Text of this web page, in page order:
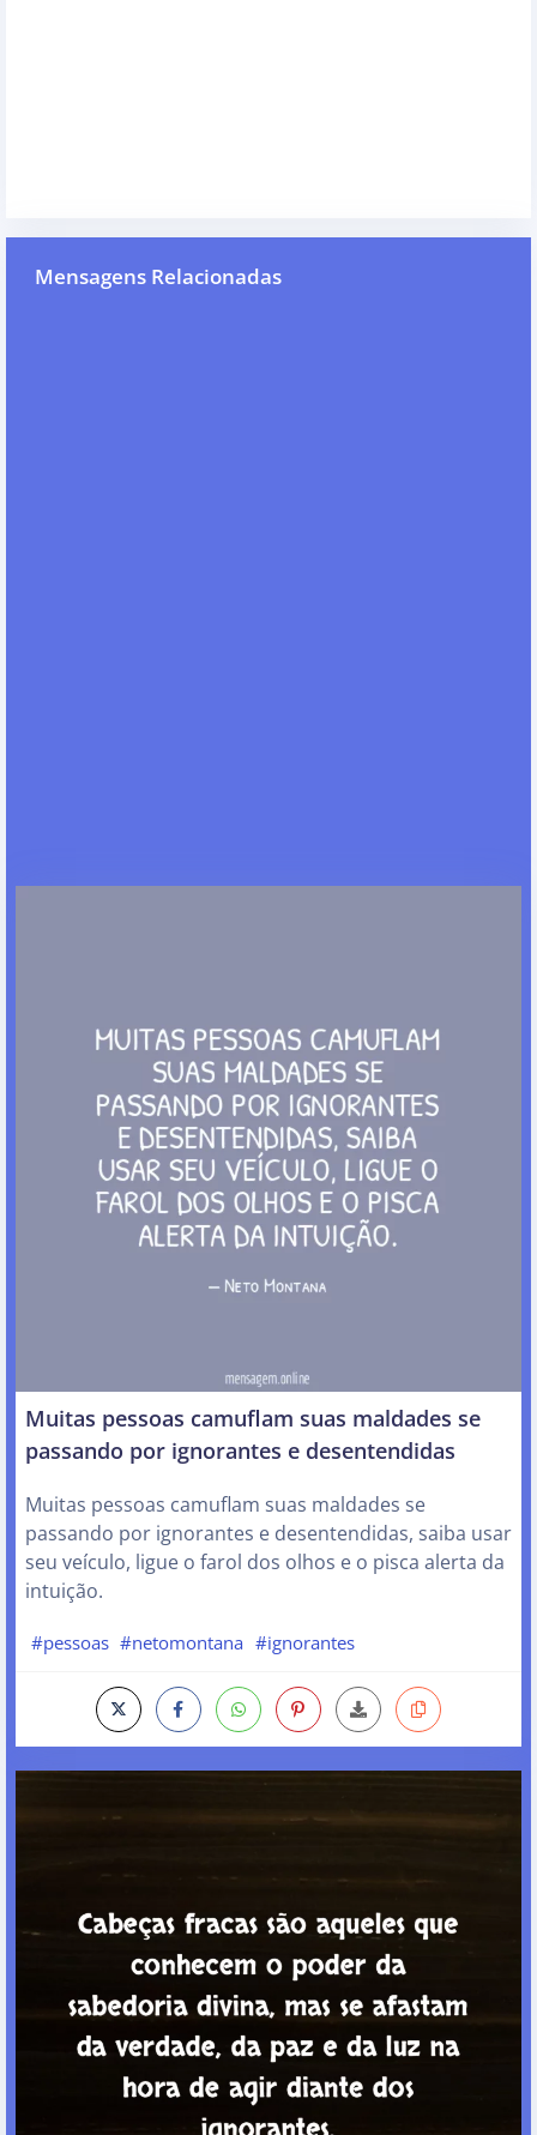
Mensagens Relacionadas
Muitas pessoas camuflam suas maldades se
passando por ignorantes e desentendidas
Muitas pessoas camuflam suas maldades se
passando por ignorantes e desentendidas, saiba usar
seu veículo, ligue o farol dos olhos e o pisca alerta da
intuição.
#pessoas #netomontana #ignorantes